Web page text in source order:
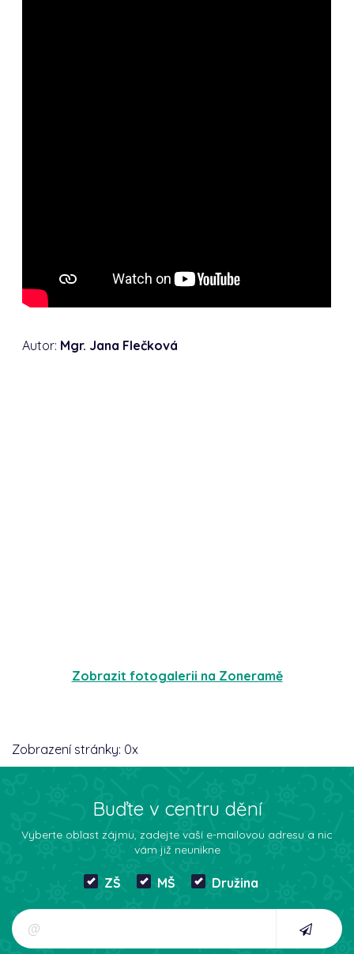
Autor: Mgr. Jana Flečková
Zobrazit fotogalerii na Zoneramě
Zobrazení stránky: 0x
Buďte v centru dění
Vyberte oblast zájmu, zadejte vaší e-mailovou adresu a nic
vám již neunikne
ZŠ MŠ Družina